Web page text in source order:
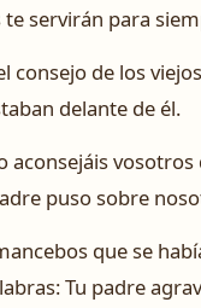
te servirán para
consejo de los
delante de él.
aconsejáis
puso sobre
que se
Tu padre